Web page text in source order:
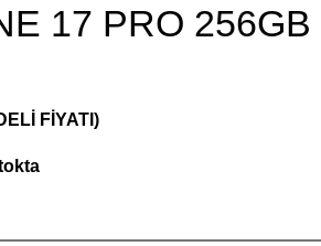
17 PRO 256GB
FİYATI)